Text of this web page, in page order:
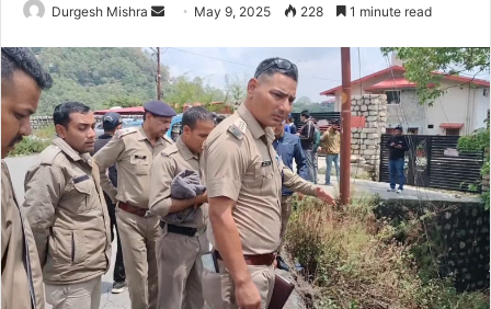
Durgesh Mishra
Send
email
May 9, 2025 228 1 minute read